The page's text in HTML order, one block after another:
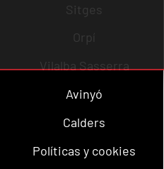
Sitges
Orpí
Vilalba Sasserra
Avinyó
Calders
Políticas y cookies